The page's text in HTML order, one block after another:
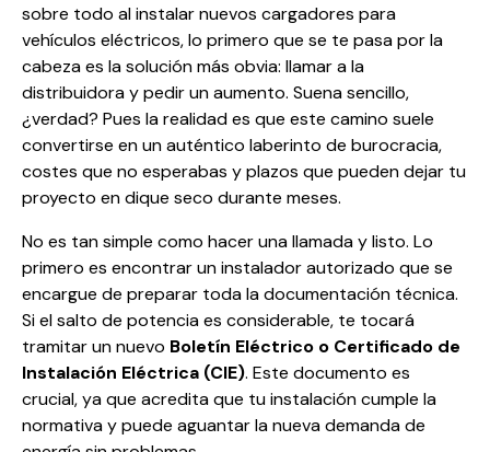
sobre todo al instalar nuevos cargadores para
vehículos eléctricos, lo primero que se te pasa por la
cabeza es la solución más obvia: llamar a la
distribuidora y pedir un aumento. Suena sencillo,
¿verdad? Pues la realidad es que este camino suele
convertirse en un auténtico laberinto de burocracia,
costes que no esperabas y plazos que pueden dejar tu
proyecto en dique seco durante meses.
No es tan simple como hacer una llamada y listo. Lo
primero es encontrar un instalador autorizado que se
encargue de preparar toda la documentación técnica.
Si el salto de potencia es considerable, te tocará
tramitar un nuevo Boletín Eléctrico o Certificado de
Instalación Eléctrica (CIE). Este documento es
crucial, ya que acredita que tu instalación cumple la
normativa y puede aguantar la nueva demanda de